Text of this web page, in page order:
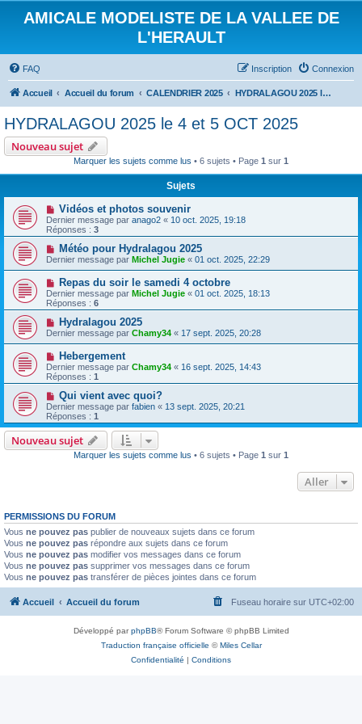
AMICALE MODELISTE DE LA VALLEE DE
L'HERAULT
FAQ Connexion
Inscription
Accueil Accueil du forum CALENDRIER 2025 HYDRALAGOU 2025 le 4 et 5 OCT 2025
HYDRALAGOU 2025 le 4 et 5 OCT 2025
Nouveau sujet
Marquer les sujets comme lus • 6 sujets • Page 1 sur 1
Sujets
Vidéos et photos souvenir
Dernier message par anago2 « 10 oct. 2025, 19:18
Réponses : 3
Météo pour Hydralagou 2025
Dernier message par Michel Jugie « 01 oct. 2025, 22:29
Repas du soir le samedi 4 octobre
Dernier message par Michel Jugie « 01 oct. 2025, 18:13
Réponses : 6
Hydralagou 2025
Dernier message par Chamy34 « 17 sept. 2025, 20:28
Hebergement
Dernier message par Chamy34 « 16 sept. 2025, 14:43
Réponses : 1
Qui vient avec quoi?
Dernier message par fabien « 13 sept. 2025, 20:21
Réponses : 1
Nouveau sujet
Marquer les sujets comme lus • 6 sujets • Page 1 sur 1
Aller
PERMISSIONS DU FORUM
Vous ne pouvez pas publier de nouveaux sujets dans ce forum
Vous ne pouvez pas répondre aux sujets dans ce forum
Vous ne pouvez pas modifier vos messages dans ce forum
Vous ne pouvez pas supprimer vos messages dans ce forum
Vous ne pouvez pas transférer de pièces jointes dans ce forum
Accueil Accueil du forum Fuseau horaire sur UTC+02:00
Développé parphpBB® Forum Software © phpBB Limited
Traduction française officielle ©Miles Cellar
Confidentialité | Conditions